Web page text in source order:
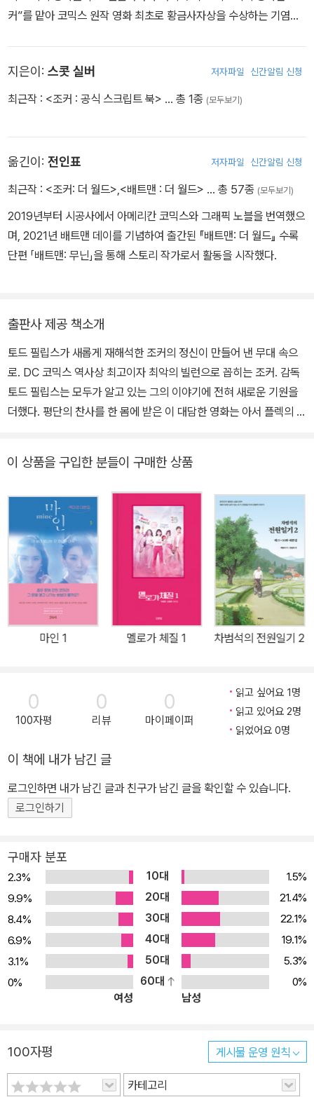
커”를 맡아 코믹스 원작 영화 최초로 황금사자상을 수상하는 기염을
최근 사회가 너무 정치적 올바름에 민감해져서 그에 대한 반감이 작
용했다는 인터뷰를 했다. 흥행 타율이 매우 높은 감독이며, “로드 트
대성공을 거두었다. “조커” 역시 5500만 달러 예산으로 10억 달러
의 수익을 거뒀다. “조커” 이후 차기작은 넷플릭스 배급의 헐크 호건
절의 골든 제너레이션 시절을 다룰 예정이다.
지은이: 스콧 실버 저자파일 신간알림 신청
최근작 : <조커 : 공식 스크립트 북> … 총 1종 (모두보기)
옮긴이: 전인표 저자파일 신간알림 신청
최근작 : <조커: 더 월드>,<배트맨 : 더 월드> … 총 57종 (모두보기)
2019년부터 시공사에서 아메리칸 코믹스와 그래픽 노블을 번역했으
며, 2021년 배트맨 데이를 기념하여 출간된 『배트맨: 더 월드』 수록
단편 「배트맨: 무닌」을 통해 스토리 작가로서 활동을 시작했다.
출판사 제공 책소개
토드 필립스가 새롭게 재해석한 조커의 정신이 만들어 낸 무대 속으
로. DC 코믹스 역사상 최고이자 최악의 빌런으로 꼽히는 조커. 감독
토드 필립스는 모두가 알고 있는 그의 이야기에 전혀 새로운 기원을
더했다. 평단의 찬사를 한 몸에 받은 이 대담한 영화는 아서 플렉의 정
제 아카데미 각본상 후보작인 이 스크립트 북을 통해 독자는 자신만
의 흐름으로 토드 필립스와 스콧 실버가 써 내려간 조커의 마음속에
다시 한번 들어가 볼 수 있을 것이다. 전 세계적으로 평단의 호평과 대
중의 선택이라는 두 마리 토끼를 잡아 낸 조커는 10억 달러가 넘는 박
스오피스 성적을 기록하며 흥행에 성공했다. 또한 최우수 작품상을
포함, 아카데미 총 11개 부문에 후보로 올랐으며 그중에서 남우주연
상과 음악상을 수상했다. 코믹북 세계를 대표하는 빌런 캐릭터 조커
는 악당임에도 불구하고 수많은 팬을 거느리고 있을 뿐 아니라 대중
문화 전반에 걸쳐 상당한 영향력을 행사하는 아이콘이기도 하다. 조
커는 IGN, 엠파이어, 와이어드 등 저명한 매체에서 역대 최고의 빌런
개봉된 “더 배트맨”은 “조커”와 함께 시너지 효과를 냈다. 촬영 스크
립트 전문, 시선을 사로잡는 프로모션 이미지, 주요 장면들이 담긴 컬
러 스틸, 영화의 기원 및 와킨 피닉스, 로버트 드 니로와의 협업에 관
이 상품을 구입한 분들이 구매한 상품
마인 1 멜로가 체질 1 차범석의 전원일기 2
0
100자평
0
리뷰
0
마이페이퍼
읽고 싶어요 1명
읽고 있어요 2명
읽었어요 0명
이 책에 내가 남긴 글
로그인하면 내가 남긴 글과 친구가 남긴 글을 확인할 수 있습니다.
로그인하기
구매자 분포
2.3% 10대
1.5%
9.9%
20대
21.4%
8.4%
30대
22.1%
6.9%
40대
19.1%
3.1%
50대
5.3%
0%
60대
0%
여성
남성
100자평 게시물 운영 원칙
카테고리